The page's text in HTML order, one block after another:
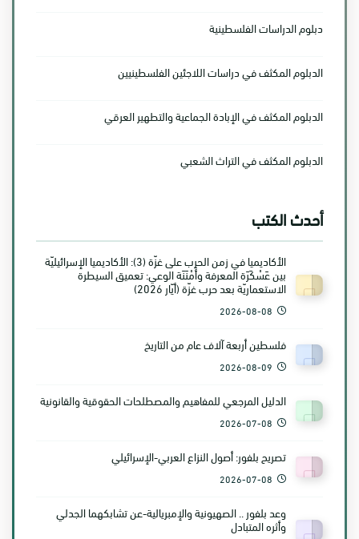
دبلوم الدراسات الفلسطينية
الدبلوم المكثف في دراسات اللاجئين الفلسطينيين
الدبلوم المكثف في الإبادة الجماعية والتطهير العرقي
الدبلوم المكثف في التراث الشعبي
أحدث الكتب
الأكاديميا في زمن الحرب على غزّة (3): الأكاديميا الإسرائيليّة
بين عَسْكَرَة المعرفة وأَمْنَنَة الوعي: تعميق السيطرة
الاستعماريّة بعد حرب غزّة (أيّار 2026)
2026-08-08
فلسطين أربعة آلاف عام من التاريخ
2026-08-09
الدليل المرجعي للمفاهيم والمصطلحات الحقوقية والقانونية
2026-07-08
تصريح بلفور: أصول النزاع العربي-الإسرائيلي
2026-07-08
وعد بلفور .. الصهيونية والإمبريالية-عن تشابكهما الجدلي
وأثره المتبادل